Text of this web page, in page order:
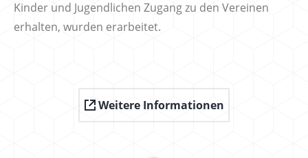
Kinder und Jugendlichen Zugang zu den Vereinen
erhalten, wurden erarbeitet.
Weitere Informationen